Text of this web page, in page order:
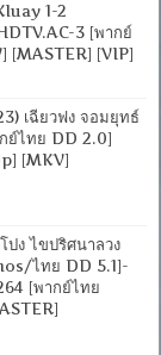
1-2
3 [พากย์
[MASTER] [VIP]
เฉียวฟง จอมยุทธ์
ย์ไทย DD 2.0]
[MKV]
ง ไขปริศนาลวง
ไทย DD 5.1]-
[พากย์ไทย